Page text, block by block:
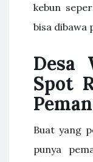
kebun
bisa dibawa
Desa
Spot
Buat yang
punya